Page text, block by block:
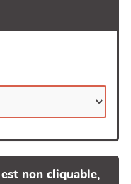
non cliquable,